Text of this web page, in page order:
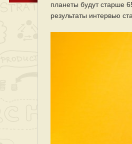
планеты будут старше
результаты интервью